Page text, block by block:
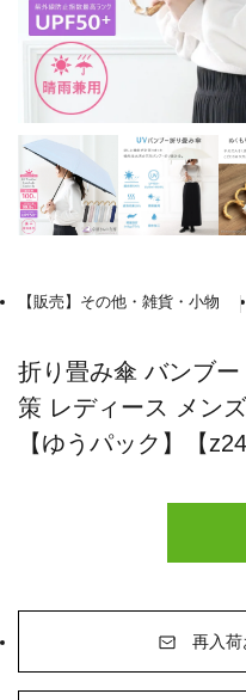
ご利用方法について
バーチャル試着Room
オンライン接客について
法人専用オンラインス
オンライ
京都きも
【販売】その他・雑貨・小物
折り畳み傘 バンブ
策 レディース メン
【ゆうパック】【
再入